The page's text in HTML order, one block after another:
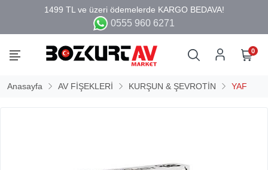
0555 960 6271
0
Anasayfa AV FİŞEKLERİ KURŞUN & ŞEVROTİN YAF